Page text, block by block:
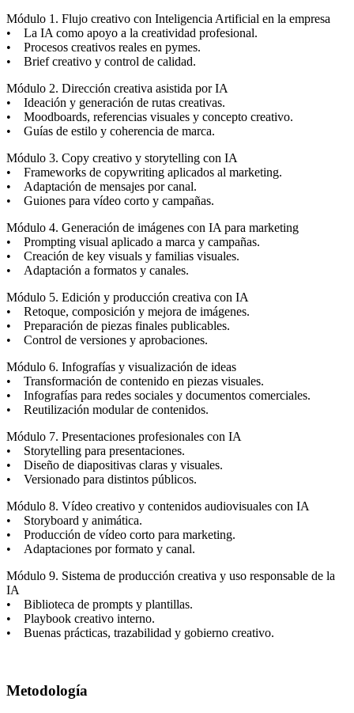
Módulo 1. Flujo creativo con Inteligencia Artificial en la empresa
• La IA como apoyo a la creatividad profesional.
• Procesos creativos reales en pymes.
• Brief creativo y control de calidad.
Módulo 2. Dirección creativa asistida por IA
• Ideación y generación de rutas creativas.
• Moodboards, referencias visuales y concepto creativo.
• Guías de estilo y coherencia de marca.
Módulo 3. Copy creativo y storytelling con IA
• Frameworks de copywriting aplicados al marketing.
• Adaptación de mensajes por canal.
• Guiones para vídeo corto y campañas.
Módulo 4. Generación de imágenes con IA para marketing
• Prompting visual aplicado a marca y campañas.
• Creación de key visuals y familias visuales.
• Adaptación a formatos y canales.
Módulo 5. Edición y producción creativa con IA
• Retoque, composición y mejora de imágenes.
• Preparación de piezas finales publicables.
• Control de versiones y aprobaciones.
Módulo 6. Infografías y visualización de ideas
• Transformación de contenido en piezas visuales.
• Infografías para redes sociales y documentos comerciales.
• Reutilización modular de contenidos.
Módulo 7. Presentaciones profesionales con IA
• Storytelling para presentaciones.
• Diseño de diapositivas claras y visuales.
• Versionado para distintos públicos.
Módulo 8. Vídeo creativo y contenidos audiovisuales con IA
• Storyboard y animática.
• Producción de vídeo corto para marketing.
• Adaptaciones por formato y canal.
Módulo 9. Sistema de producción creativa y uso responsable de la
IA
• Biblioteca de prompts y plantillas.
• Playbook creativo interno.
• Buenas prácticas, trazabilidad y gobierno creativo.
Metodología